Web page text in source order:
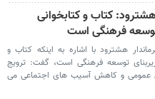
هشترود: کتاب و کتابخوانی
توسعه فرهنگی است
هشترود با اشاره به اینکه کتاب و
زیربنای توسعه فرهنگی است، گفت: ترویج
عمومی و کاهش آسیب های اجتماعی می